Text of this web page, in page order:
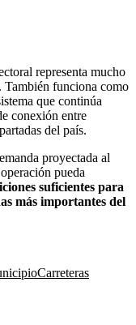
representa mucho
También funciona como
que continúa
conexión entre
del país.
proyectada al
pueda
suficientes para
más importantes del
Carreteras